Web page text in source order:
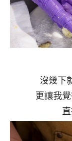
沒幾下
更讓我